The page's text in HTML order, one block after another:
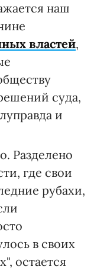
наш
властей,
суда,
и
Разделено
где свои
рубахи,
в своих
остается